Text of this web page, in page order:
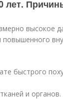
лет.
высокое
быстрого
и